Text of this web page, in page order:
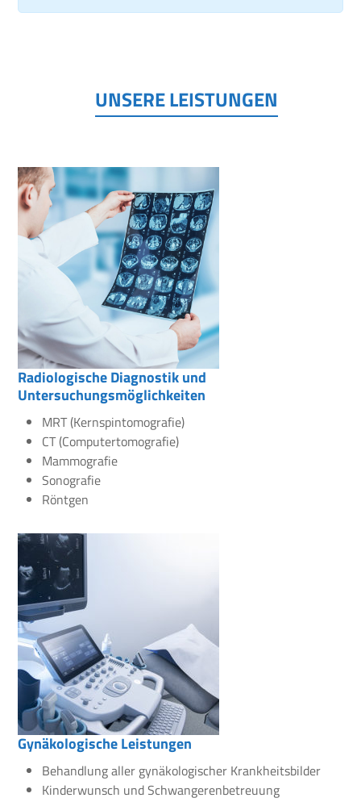
UNSERE LEISTUNGEN
Radiologische Diagnostik und
Untersuchungsmöglichkeiten
MRT (Kernspintomografie)
CT (Computertomografie)
Mammografie
Sonografie
Röntgen
Gynäkologische Leistungen
Behandlung aller gynäkologischer Krankheitsbilder
Kinderwunsch und Schwangerenbetreuung